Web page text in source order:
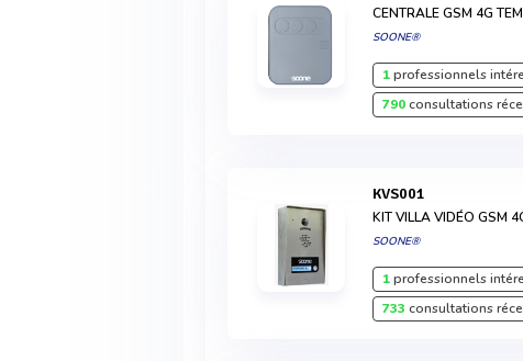
CENTRALE GSM 4G
SOONE®
1professionnels
790consultations
KVS001
KIT VILLA VIDÉO GSM
SOONE®
1professionnels
733 consultations